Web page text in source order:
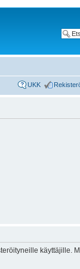
UKK
käyttäjille.